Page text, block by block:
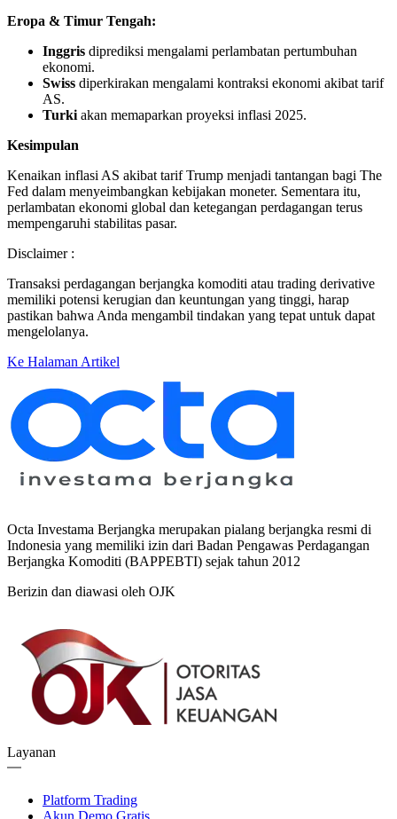
Eropa & Timur Tengah:
Inggris diprediksi mengalami perlambatan pertumbuhan
ekonomi.
Swiss diperkirakan mengalami kontraksi ekonomi akibat tarif
AS.
Turkiakan memaparkan proyeksi inflasi 2025.
Kesimpulan
Kenaikan inflasi AS akibat tarif Trump menjadi tantangan bagi The
Fed dalam menyeimbangkan kebijakan moneter. Sementara itu,
perlambatan ekonomi global dan ketegangan perdagangan terus
mempengaruhi stabilitas pasar.
Disclaimer :
Transaksi perdagangan berjangka komoditi atau trading derivative
memiliki potensi kerugian dan keuntungan yang tinggi, harap
pastikan bahwa Anda mengambil tindakan yang tepat untuk dapat
mengelolanya.
Ke Halaman Artikel
Octa Investama Berjangka merupakan pialang berjangka resmi di
Indonesia yang memiliki izin dari Badan Pengawas Perdagangan
Berjangka Komoditi (BAPPEBTI) sejak tahun 2012
Berizin dan diawasi oleh OJK
Layanan
Platform Trading